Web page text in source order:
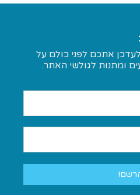
אביזרי שער
תכשירי ניקוי
אתכם לפני כולם על
ומתנות לגולשי האתר.